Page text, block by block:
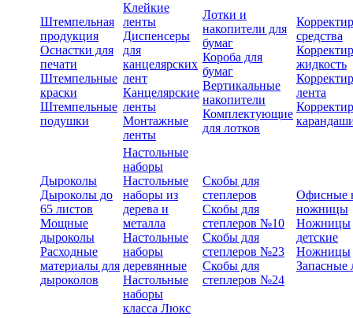
Штемпельная
продукция
Оснастки для
печати
Штемпельные
краски
Штемпельные
подушки
Клейкие
ленты
Диспенсеры
для
канцелярских
лент
Канцелярские
ленты
Монтажные
ленты
Лотки и
накопители для
бумаг
Короба для
бумаг
Вертикальные
накопители
Комплектующие
для лотков
средства
жидкость
лента
Дыроколы
Дыроколы до
65 листов
Мощные
дыроколы
Расходные
материалы для
дыроколов
Настольные
наборы
Настольные
наборы из
дерева и
металла
Настольные
наборы
деревянные
Настольные
наборы
класса Люкс
Скобы для
степлеров
Скобы для
степлеров №10
Скобы для
степлеров №23
Скобы для
степлеров №24
Офисные
ножницы
Ножницы
детские
Ножницы
Запасные